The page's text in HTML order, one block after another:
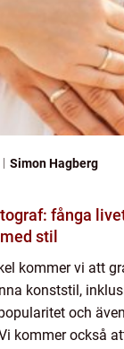
Simon Hagberg
fånga
stil
kommer vi att
konststil,
och
kommer också